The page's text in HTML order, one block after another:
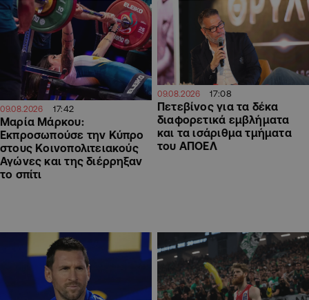
09.08.2026 17:42
Μαρία Μάρκου:
Εκπροσωπούσε την Κύπρο
στους Κοινοπολιτειακούς
Αγώνες και της διέρρηξαν
το σπίτι
09.08.2026 17:08
Πετεβίνος για τα δέκα
διαφορετικά εμβλήματα
και τα ισάριθμα τμήματα
του ΑΠΟΕΛ